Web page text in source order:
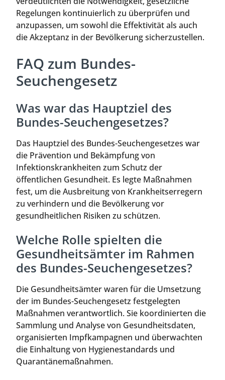
Regelungen kontinuierlich zu überprüfen und
anzupassen, um sowohl die Effektivität als auch
die Akzeptanz in der Bevölkerung sicherzustellen.
FAQ zum Bundes-
Seuchengesetz
Was war das Hauptziel des
Bundes-Seuchengesetzes?
Das Hauptziel des Bundes-Seuchengesetzes war
die Prävention und Bekämpfung von
Infektionskrankheiten zum Schutz der
öffentlichen Gesundheit. Es legte Maßnahmen
fest, um die Ausbreitung von Krankheitserregern
zu verhindern und die Bevölkerung vor
gesundheitlichen Risiken zu schützen.
Welche Rolle spielten die
Gesundheitsämter im Rahmen
des Bundes-Seuchengesetzes?
Die Gesundheitsämter waren für die Umsetzung
der im Bundes-Seuchengesetz festgelegten
Maßnahmen verantwortlich. Sie koordinierten die
Sammlung und Analyse von Gesundheitsdaten,
organisierten Impfkampagnen und überwachten
die Einhaltung von Hygienestandards und
Quarantänemaßnahmen.